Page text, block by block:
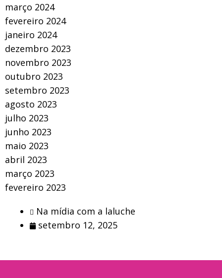
março 2024
fevereiro 2024
janeiro 2024
dezembro 2023
novembro 2023
outubro 2023
setembro 2023
agosto 2023
julho 2023
junho 2023
maio 2023
abril 2023
março 2023
fevereiro 2023
Na mídia com a laluche
setembro 12, 2025